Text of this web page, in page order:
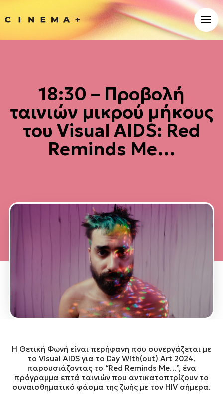
18:30 – Προβολή
ταινιών μικρού μήκους
του Visual AIDS: Red
Reminds Me…
Η Θετική Φωνή είναι περήφανη που συνεργάζεται με
το Visual AIDS για το Day With(out) Art 2024,
παρουσιάζοντας το “Red Reminds Me…”, ένα
πρόγραμμα επτά ταινιών που αντικατοπτρίζουν το
συναισθηματικό φάσμα της ζωής με τον HIV σήμερα.